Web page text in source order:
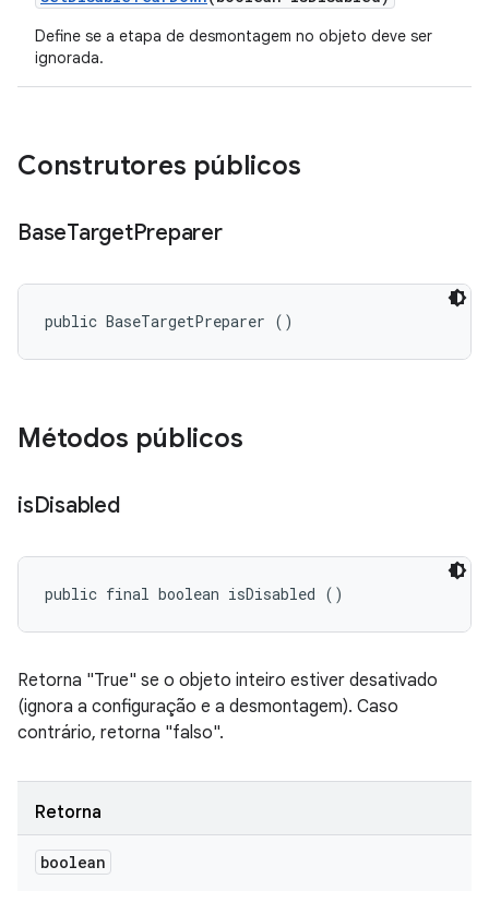
Define se a etapa de desmontagem no objeto deve ser
ignorada.
Construtores públicos
BaseTargetPreparer
public BaseTargetPreparer ()
Métodos públicos
isDisabled
public final boolean isDisabled ()
Retorna "True" se o objeto inteiro estiver desativado
(ignora a configuração e a desmontagem). Caso
contrário, retorna "falso".
Retorna
boolean